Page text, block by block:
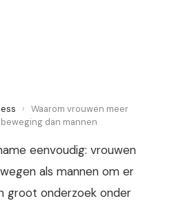
› Waarom vrouwen meer
dan mannen
eenvoudig: vrouwen
als mannen om er
groot onderzoek onder